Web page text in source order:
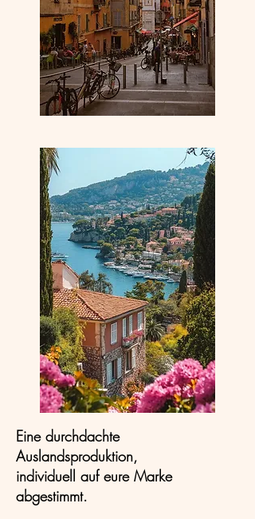
Eine durchdachte
Auslandsproduktion,
individuell auf eure Marke
abgestimmt.